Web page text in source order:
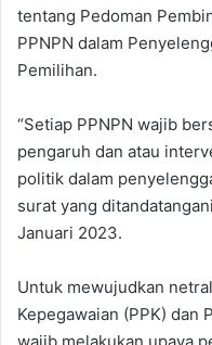
tentang Pedoman
PPNPN dalam
Pemilihan.
“Setiap PPNPN wajib
pengaruh dan atau
politik dalam
surat yang
Januari 2023.
Untuk mewujudkan
Kepegawaian (PPK) dan